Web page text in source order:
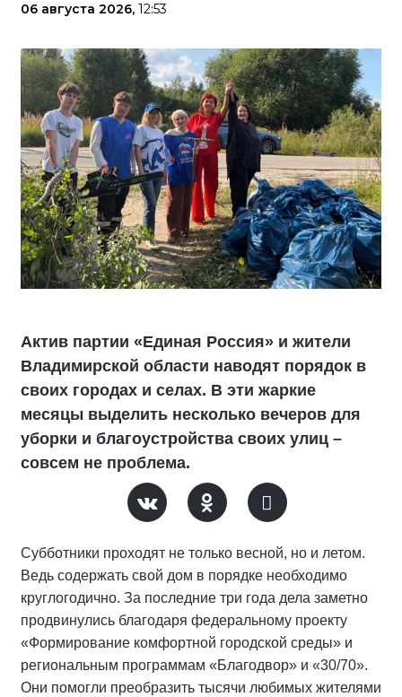
06 августа 2026, 12:53
Актив партии «Единая Россия» и жители
Владимирской области наводят порядок в
своих городах и селах. В эти жаркие
месяцы выделить несколько вечеров для
уборки и благоустройства своих улиц –
совсем не проблема.
Субботники проходят не только весной, но и летом.
Ведь содержать свой дом в порядке необходимо
круглогодично. За последние три года дела заметно
продвинулись благодаря федеральному проекту
«Формирование комфортной городской среды» и
региональным программам «Благодвор» и «30/70».
Они помогли преобразить тысячи любимых жителями